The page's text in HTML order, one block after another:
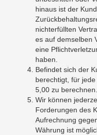
hinaus ist der
nichterfüllten
es auf demselben
eine
haben.
Befindet sich der
berechtigt, für
5,00 zu berechnen.
Wir können
Forderungen des
Aufrechnung
Währung ist